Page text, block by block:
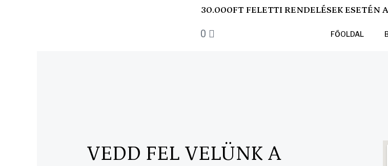
30.000FT FELETTI RENDELÉSEK ESETÉN
0 FŐOLDAL
VEDD FEL VELÜNK A